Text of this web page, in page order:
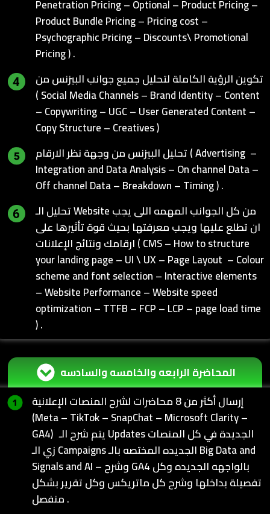
Penetration Pricing – Optional – Product Pricing –
Product Bundle Pricing – Pricing cost –
Psychographic Pricing – Discounts\ Promotional
Pricing ) .
تكوين الرؤية الكاملة لتحليل جميع جوانب البيزنس من
( Social Media Channels – Brand Identity – Content
– Copywriting – UGC – User Generated Content –
Copy Structure – Creatives )
تحليل البيزنس من وجهة نظر الارقام ( Advertising –
Integration and Data Analysis – On channel Data –
Off channel Data – Breakdown – Timing ) .
تحليل الـ Website من كل الجوانب المهمه اللى يجب
ان تطلع عليها ويجب معرفتها بحيث قوة تأثيرها على
ارقامك ونتائج الإعلانات ( CMS – How to structure
your landing page – UI \ UX – Page Layout – Colour
scheme and font selection – Interactive elements
– Website Performance – Website speed
optimization – TTFB – FCP – LCP – page load time
) .
المحاضرة الرابعه والخامسه والسادسه
إرسال أكثر من 8 محاضرات لشرح المنصات الإعلانية
(Meta – TikTok – SnapChat – Microsoft Clarity –
GA4) يتم شرح الـ Updates الجديدة في كل المنصات
زي الـ Campaigns الجديده المختصه بالـ Big Data and
Signals and AI – وشرح GA4 بالواجهه الجديده وكل
تفصيلة بداخلها وشرح كل ماتريكس وكل تقرير بشكل
منفصل .